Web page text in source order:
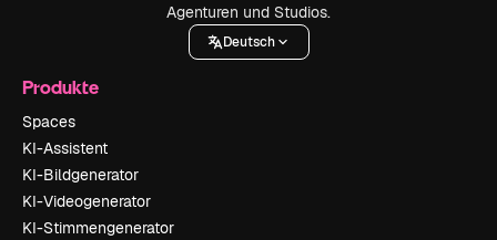
Agenturen und Studios.
Deutsch
Produkte
Spaces
KI-Assistent
KI-Bildgenerator
KI-Videogenerator
KI-Stimmengenerator